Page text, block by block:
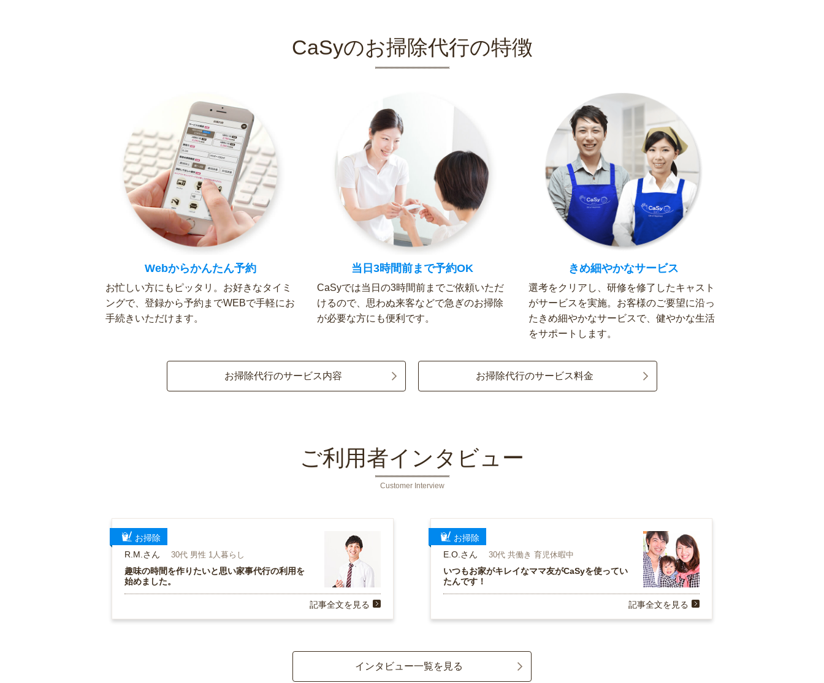
CaSyのお掃除代行の特徴
Webからかんたん予約
お忙しい方にもピッタリ。お好きなタイミ
ングで、登録から予約までWEBで手軽にお
手続きいただけます。
当日3時間前まで予約OK
CaSyでは当日の3時間前までご依頼いただ
けるので、思わぬ来客などで急ぎのお掃除
が必要な方にも便利です。
きめ細やかなサービス
選考をクリアし、研修を修了したキャスト
がサービスを実施。お客様のご要望に沿っ
たきめ細やかなサービスで、健やかな生活
をサポートします。
お掃除代行のサービス内容 お掃除代行のサービス料金
ご利用者インタビュー
Customer Interview
お掃除
R.M.さん
30代 男性 1人暮らし
趣味の時間を作りたいと思い家事代行の利用を
始めました。
記事全文を見る
お掃除
E.O.さん
30代 共働き 育児休暇中
いつもお家がキレイなママ友がCaSyを使ってい
たんです！
記事全文を見る
インタビュー一覧を見る